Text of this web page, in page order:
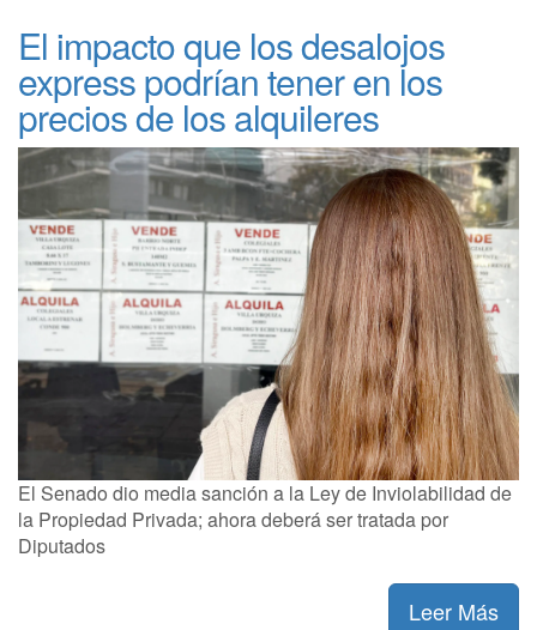
El impacto que los desalojos
express podrían tener en los
precios de los alquileres
El Senado dio media sanción a la Ley de Inviolabilidad de
la Propiedad Privada; ahora deberá ser tratada por
Diputados
Leer Más